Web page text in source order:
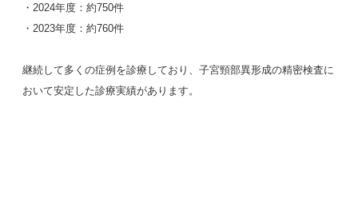
・2024年度：約750件
・2023年度：約760件
継続して多くの症例を診療しており、子宮頸部異形成の精密検査に
おいて安定した診療実績があります。